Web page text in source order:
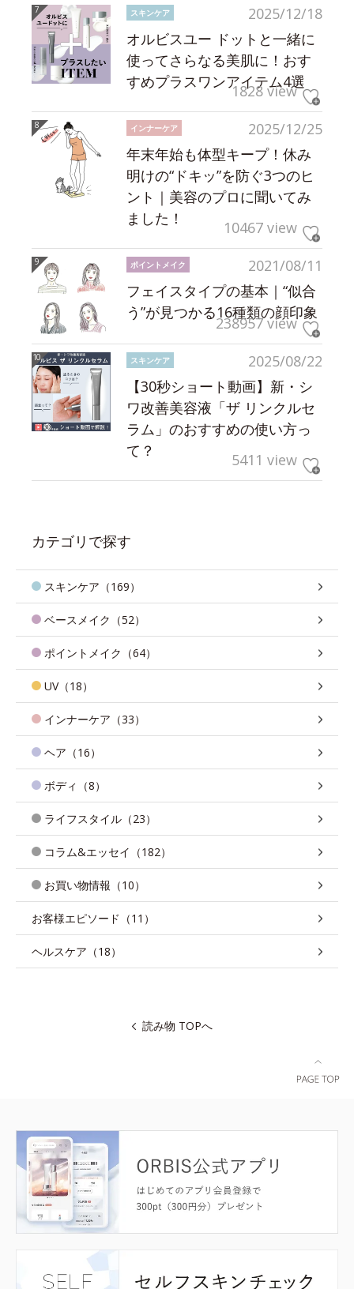
2025/12/18
スキンケア
オルビスユー ドットと一緒に
使ってさらなる美肌に！おす
すめプラスワンアイテム4選
1828 view
2025/12/25
インナーケア
年末年始も体型キープ！休み
明けの“ドキッ”を防ぐ3つのヒ
ント｜美容のプロに聞いてみ
ました！
10467 view
2021/08/11
ポイントメイク
フェイスタイプの基本｜“似合
う”が見つかる16種類の顔印象
238957 view
2025/08/22
スキンケア
【30秒ショート動画】新・シ
ワ改善美容液「ザ リンクルセ
ラム」のおすすめの使い方っ
て？
5411 view
カテゴリで探す
スキンケア（169）
ベースメイク（52）
ポイントメイク（64）
UV（18）
インナーケア（33）
ヘア（16）
ボディ（8）
ライフスタイル（23）
コラム&エッセイ（182）
お買い物情報（10）
お客様エピソード（11）
ヘルスケア（18）
読み物 TOPへ